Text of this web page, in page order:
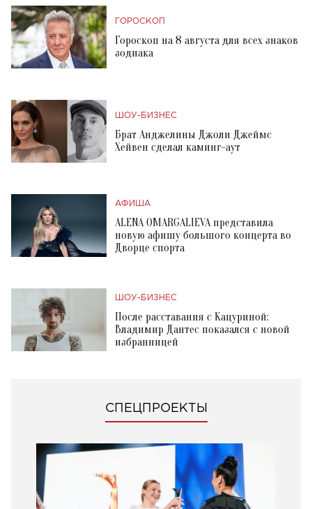
ГОРОСКОП
Гороскоп на 8 августа для всех знаков
зодиака
ШОУ-БИЗНЕС
Брат Анджелины Джоли Джеймс
Хейвен сделал каминг-аут
АФИША
ALENA OMARGALIEVA представила
новую афишу большого концерта во
Дворце спорта
ШОУ-БИЗНЕС
После расставания с Кацуриной:
Владимир Дантес показался с новой
избранницей
СПЕЦПРОЕКТЫ